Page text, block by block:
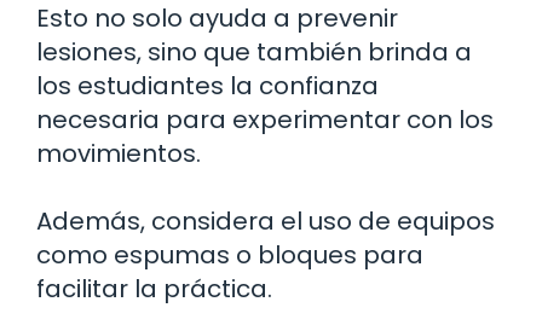
Esto no solo ayuda a prevenir
lesiones, sino que también brinda a
los estudiantes la confianza
necesaria para experimentar con los
movimientos.
Además, considera el uso de equipos
como espumas o bloques para
facilitar la práctica.